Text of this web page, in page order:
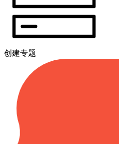
创建专题